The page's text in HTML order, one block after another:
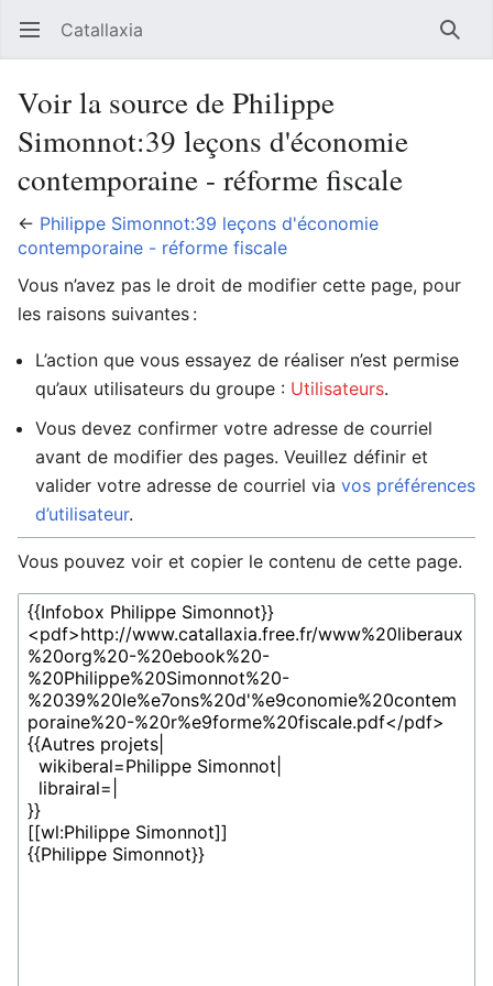
Ouvrir le menu principal Catallaxia
Voir la source de Philippe
Simonnot:39 leçons d'économie
contemporaine - réforme fiscale
← Philippe Simonnot:39 leçons d'économie
contemporaine - réforme fiscale
Vous n’avez pas le droit de modifier cette page, pour
les raisons suivantes :
L’action que vous essayez de réaliser n’est permise
qu’aux utilisateurs du groupe : Utilisateurs.
Vous devez confirmer votre adresse de courriel
avant de modifier des pages. Veuillez définir et
valider votre adresse de courriel via vos préférences
d’utilisateur.
Vous pouvez voir et copier le contenu de cette page.